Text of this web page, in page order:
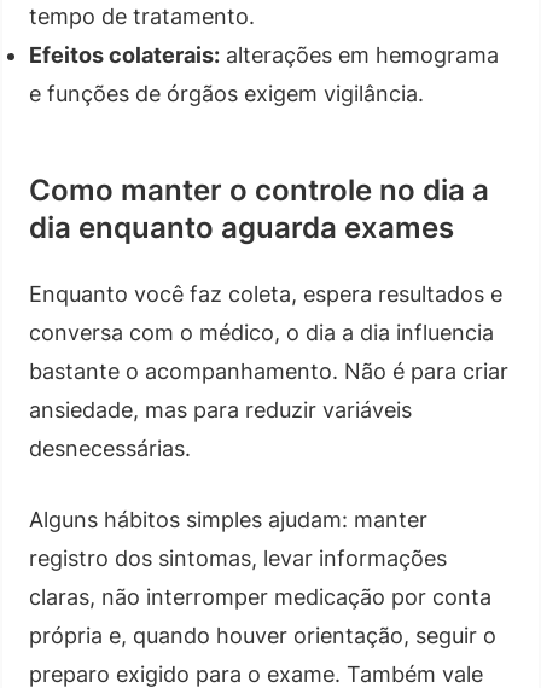
tempo de tratamento.
Efeitos colaterais: alterações em hemograma
e funções de órgãos exigem vigilância.
Como manter o controle no dia a
dia enquanto aguarda exames
Enquanto você faz coleta, espera resultados e
conversa com o médico, o dia a dia influencia
bastante o acompanhamento. Não é para criar
ansiedade, mas para reduzir variáveis
desnecessárias.
Alguns hábitos simples ajudam: manter
registro dos sintomas, levar informações
claras, não interromper medicação por conta
própria e, quando houver orientação, seguir o
preparo exigido para o exame. Também vale